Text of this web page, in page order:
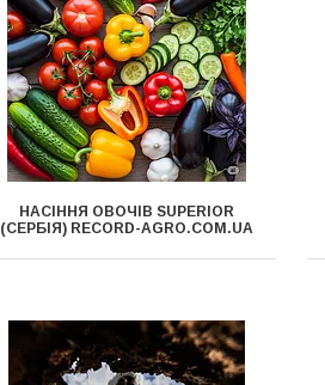
НАСІННЯ ОВОЧІВ SUPERIOR
(СЕРБІЯ) RECORD-AGRO.COM.UA